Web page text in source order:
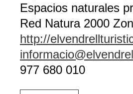
Espacios naturales
Red Natura 2000
http://
977 680 010